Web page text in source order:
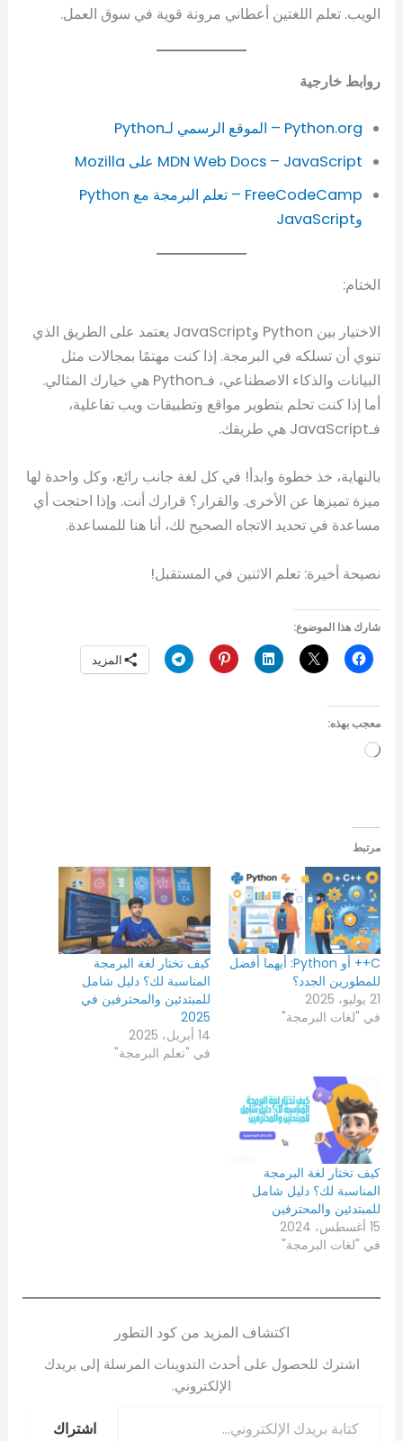
الويب. تعلم اللغتين أعطاني مرونة قوية في سوق العمل.
روابط خارجية
Python.org – الموقع الرسمي لـPython
MDN Web Docs – JavaScript على Mozilla
FreeCodeCamp – تعلم البرمجة مع Python
وJavaScript
الختام:
الاختيار بين Python وJavaScript يعتمد على الطريق الذي
تنوي أن تسلكه في البرمجة. إذا كنت مهتمًا بمجالات مثل
البيانات والذكاء الاصطناعي، فـPython هي خيارك المثالي.
أما إذا كنت تحلم بتطوير مواقع وتطبيقات ويب تفاعلية،
فـJavaScript هي طريقك.
بالنهاية، خذ خطوة وابدأ! في كل لغة جانب رائع، وكل واحدة لها
ميزة تميزها عن الأخرى. والقرار؟ قرارك أنت. وإذا احتجت أي
مساعدة في تحديد الاتجاه الصحيح لك، أنا هنا للمساعدة.
نصيحة أخيرة: تعلم الاثنين في المستقبل!
شارك هذا الموضوع:
المزيد
معجب بهذه:
جاري
مرتبط
C++ أو Python: أيهما أفضل
للمطورين الجدد؟
21 يوليو، 2025
في "لغات البرمجة"
كيف تختار لغة البرمجة
المناسبة لك؟ دليل شامل
للمبتدئين والمحترفين في
2025
14 أبريل، 2025
في "تعلم البرمجة"
كيف تختار لغة البرمجة
المناسبة لك؟ دليل شامل
للمبتدئين والمحترفين
15 أغسطس، 2024
في "لغات البرمجة"
اكتشاف المزيد من كود التطور
اشترك للحصول على أحدث التدوينات المرسلة إلى بريدك
الإلكتروني.
اشتراك